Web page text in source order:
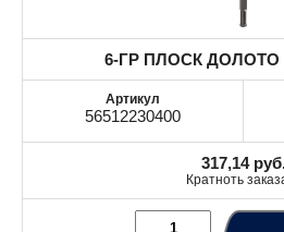
6-ГР ПЛОСК ДОЛОТО
56512230400
317,14
Кратноть